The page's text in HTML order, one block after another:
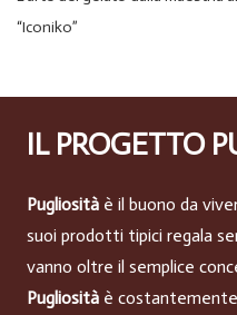
“Iconiko”
IL PROGETTO
Pugliosità è il buono da
suoi prodotti tipici regala
vanno oltre il semplice
Pugliosità è